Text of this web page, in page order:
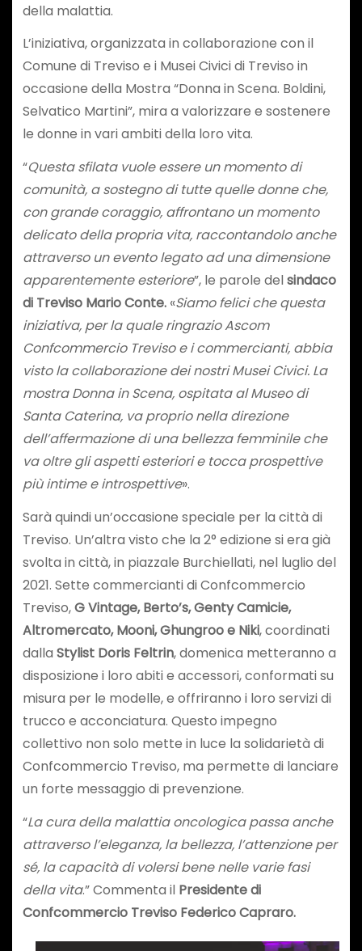
della malattia.
L’iniziativa, organizzata in collaborazione con il
Comune di Treviso e i Musei Civici di Treviso in
occasione della Mostra “Donna in Scena. Boldini,
Selvatico Martini”, mira a valorizzare e sostenere
le donne in vari ambiti della loro vita.
“Questa sfilata vuole essere un momento di
comunità, a sostegno di tutte quelle donne che,
con grande coraggio, affrontano un momento
delicato della propria vita, raccontandolo anche
attraverso un evento legato ad una dimensione
apparentemente esteriore”, le parole delsindaco
di Treviso Mario Conte.«Siamo felici che questa
iniziativa, per la quale ringrazio Ascom
Confcommercio Treviso e i commercianti, abbia
visto la collaborazione dei nostri Musei Civici. La
mostra Donna in Scena, ospitata al Museo di
Santa Caterina, va proprio nella direzione
dell’affermazione di una bellezza femminile che
va oltre gli aspetti esteriori e tocca prospettive
più intime e introspettive».
Sarà quindi un’occasione speciale per la città di
Treviso. Un’altra visto che la 2° edizione si era già
svolta in città, in piazzale Burchiellati, nel luglio del
2021. Sette commercianti di Confcommercio
Treviso,G Vintage, Berto’s, Genty Camicie,
Altromercato, Mooni, Ghungroo e Niki, coordinati
dalla Stylist Doris Feltrin, domenica metteranno a
disposizione i loro abiti e accessori, conformati su
misura per le modelle, e offriranno i loro servizi di
trucco e acconciatura. Questo impegno
collettivo non solo mette in luce la solidarietà di
Confcommercio Treviso, ma permette di lanciare
un forte messaggio di prevenzione.
“La cura della malattia oncologica passa anche
attraverso l’eleganza, la bellezza, l’attenzione per
sé, la capacità di volersi bene nelle varie fasi
della vita.” Commenta il Presidente di
Confcommercio Treviso Federico Capraro.